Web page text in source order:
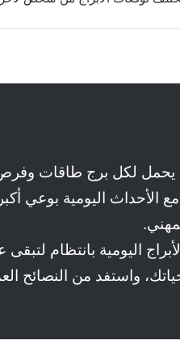
يحمل لكل برج طاقات
الأحداث اليومية بوعي
اليومية بانتظام
واستفد من النصائح